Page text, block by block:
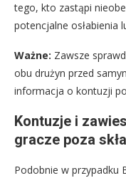
tego, kto zastąpi
potencjalne osłabienia
Ważne: Zawsze
obu drużyn przed
informacja o kontuzji
Kontuzje i
gracze poza
Podobnie w przypadku